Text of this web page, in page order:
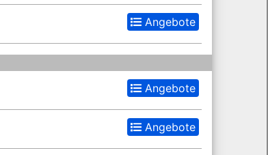
Angebote
Angebote
Angebote